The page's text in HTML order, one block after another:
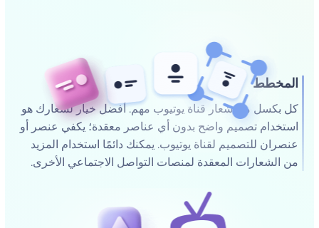
المخطط
كل بكسل من شعار قناة يوتيوب مهم. أفضل خيار لشعارك هو
استخدام تصميم واضح بدون أي عناصر معقدة؛ يكفي عنصر أو
عنصران للتصميم لقناة يوتيوب. يمكنك دائمًا استخدام المزيد
من الشعارات المعقدة لمنصات التواصل الاجتماعي الأخرى.